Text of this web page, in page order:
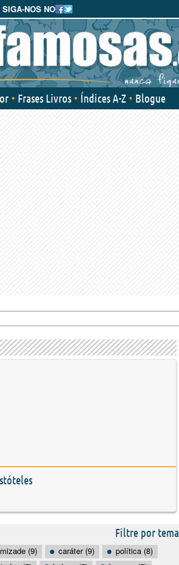
SIGA-NOS NO
Frases Livros Índices A-Z Blogue
Filtre por tema
(9) caráter (9)
política (8)